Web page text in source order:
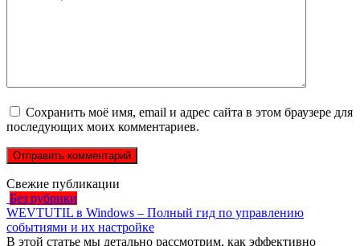
Сохранить моё имя, email и адрес сайта в этом браузере для
последующих моих комментариев.
Свежие публикации
Без рубрики
WEVTUTIL в Windows – Полный гид по управлению
событиями и их настройке
В этой статье мы детально рассмотрим, как эффективно